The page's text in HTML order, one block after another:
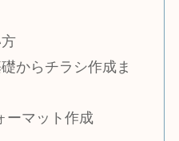
からチラシ作成ま
ーマット作成